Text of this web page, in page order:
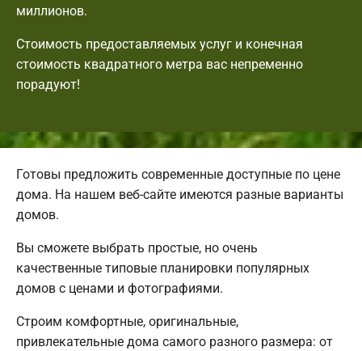
миллионов.
Стоимость предоставляемых услуг и конечная
стоимость квадратного метра вас непременно
порадуют!
Готовы предложить современные доступные по цене
дома. На нашем веб-сайте имеются разные варианты
домов.
Вы сможете выбрать простые, но очень
качественные типовые планировки популярных
домов с ценами и фотографиями.
Строим комфортные, оригинальные,
привлекательные дома самого разного размера: от